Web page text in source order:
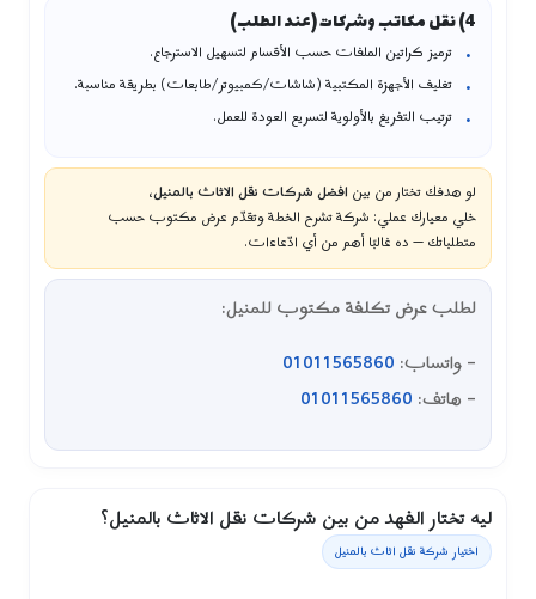
4) نقل مكاتب وشركات (عند الطلب)
ترميز كراتين الملفات حسب الأقسام لتسهيل الاسترجاع.
تغليف الأجهزة المكتبية (شاشات/كمبيوتر/طابعات) بطريقة مناسبة.
ترتيب التفريغ بالأولوية لتسريع العودة للعمل.
لو هدفك تختار من بين افضل شركات نقل الاثاث بالمنيل،
خلي معيارك عملي: شركة تشرح الخطة وتقدّم عرض مكتوب حسب
متطلباتك — ده غالبًا أهم من أي ادّعاءات.
لطلبعرض تكلفة مكتوبللمنيل:
– واتساب:01011565860
– هاتف:01011565860
ليه تختار الفهد من بين شركات نقل الاثاث بالمنيل؟
اختيار شركة نقل اثاث بالمنيل